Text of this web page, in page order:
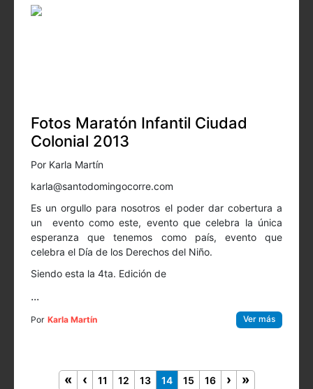
Fotos Maratón Infantil Ciudad
Colonial 2013
Por Karla Martín
karla@santodomingocorre.com
Es un orgullo para nosotros el poder dar cobertura a
un evento como este, evento que celebra la única
esperanza que tenemos como país, evento que
celebra el Día de los Derechos del Niño.
Siendo esta la 4ta. Edición de
...
Por Karla Martín Ver más
11 12 13 14 15 16